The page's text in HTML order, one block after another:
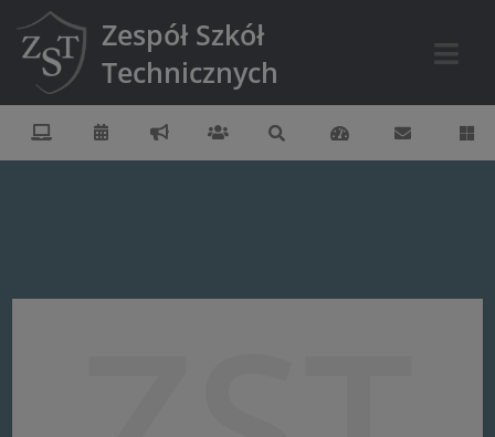
Zespół Szkół
Technicznych